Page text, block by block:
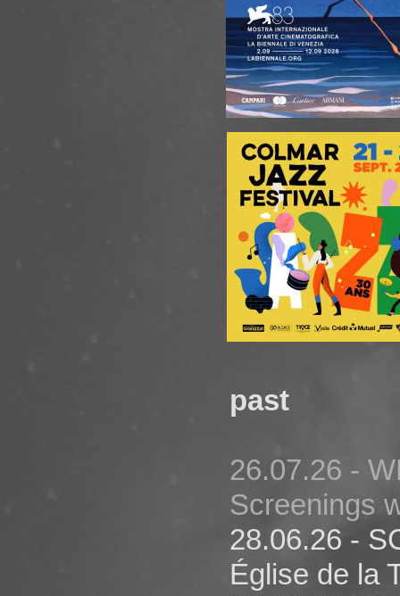
21.11.26 -
22.11.26 -
- Les
past
26.07.26 -
Screenings
28.06.26 -
Église de la